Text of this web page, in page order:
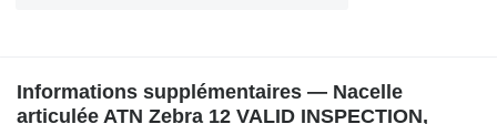
Informations supplémentaires — Nacelle
articulée ATN Zebra 12 VALID INSPECTION,